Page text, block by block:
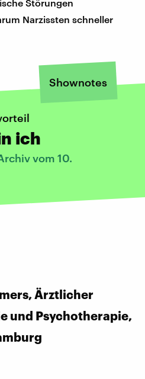
Störungen
Narzissten schneller
Shownotes
ich
vom 10.
Ärztlicher
und Psychotherapie,